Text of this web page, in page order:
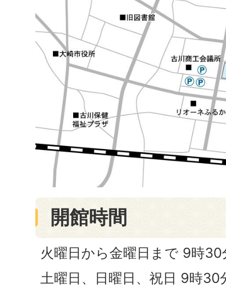
開館時間
火曜日から金曜日まで 9時
土曜日、日曜日、祝日 9時30